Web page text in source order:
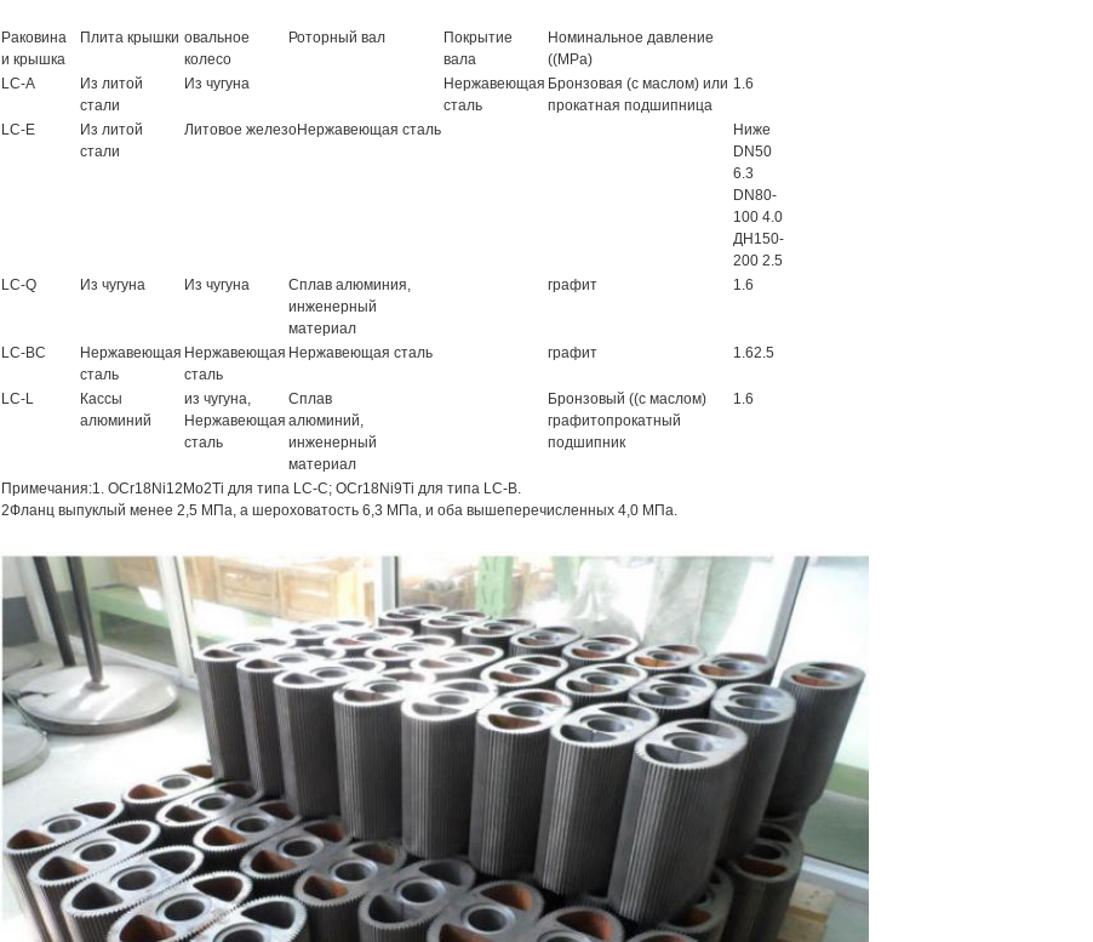
Раковина
и крышка
Плита крышки овальное
колесо
Роторный вал
Покрытие
вала
Номинальное давление
((MPa)
LC-A
Из литой
стали
Из чугуна
Нержавеющая
сталь
Бронзовая (с маслом) или
прокатная подшипница
1.6
LC-E
Из литой
стали
Литовое железоНержавеющая сталь
Ниже
DN50
6.3
DN80-
100 4.0
ДН150-
200 2.5
LC-Q
Из чугуна Из чугуна
Сплав алюминия,
инженерный
материал
графит 1.6
LC-BC
Нержавеющая
сталь
Нержавеющая
сталь
Нержавеющая сталь графит 1.62.5
LC-L
Кассы
алюминий
из чугуна,
Нержавеющая
сталь
Сплав
алюминий,
инженерный
материал
Бронзовый ((с маслом)
графитопрокатный
подшипник
1.6
Примечания:1. OCr18Ni12Mo2Ti для типа LC-C; OCr18Ni9Ti для типа LC-B.
2Фланц выпуклый менее 2,5 МПа, а шероховатость 6,3 МПа, и оба вышеперечисленных 4,0 МПа.